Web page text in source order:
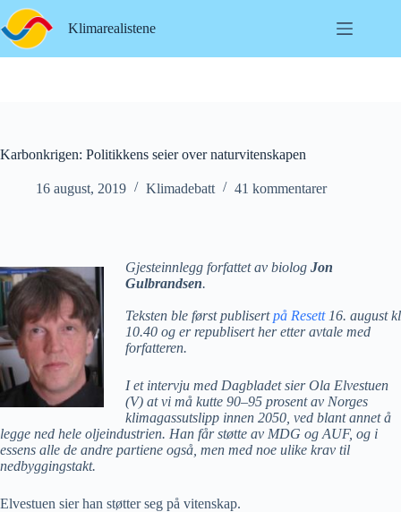
Hopp
til
innholdet
Klimarealistene
Karbonkrigen: Politikkens seier over naturvitenskapen
16 august, 2019 Klimadebatt 41 kommentarer
Gjesteinnlegg forfattet av biolog Jon
Gulbrandsen.
Teksten ble først publisertpå Resett16. august kl
10.40 og er republisert her etter avtale med
forfatteren.
I et intervju med Dagbladet sier Ola Elvestuen
(V) at vi må kutte 90–95 prosent av Norges
klimagassutslipp innen 2050, ved blant annet å
legge ned hele oljeindustrien. Han får støtte av MDG og AUF, og i
essens alle de andre partiene også, men med noe ulike krav til
nedbyggingstakt.
Elvestuen sier han støtter seg på vitenskap.